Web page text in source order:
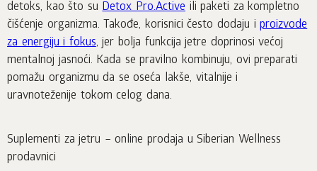
detoks, kao što suDetox Pro.Active ili paketi za kompletno
čišćenje organizma. Takođe, korisnici često dodaju iproizvode
za energiju i fokus, jer bolja funkcija jetre doprinosi većoj
mentalnoj jasnoći. Kada se pravilno kombinuju, ovi preparati
pomažu organizmu da se oseća lakše, vitalnije i
uravnoteženije tokom celog dana.
Suplementi za jetru – online prodaja u Siberian Wellness
prodavnici